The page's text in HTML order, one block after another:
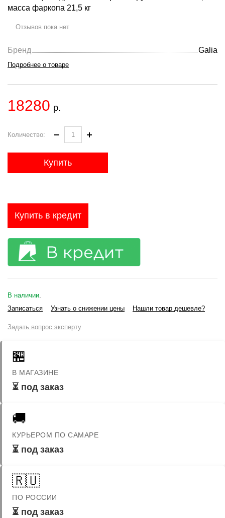
масса фаркопа 21,5 кг
Отзывов пока нет
Бренд Galia
Подробнее о товаре
18280 р.
Количество:
Купить
Купить в кредит
В наличии.
Записаться
Узнать о снижении цены Нашли товар дешевле?
Задать вопрос эксперту
🏪
В МАГАЗИНЕ
⏳ под заказ
🚚
КУРЬЕРОМ ПО САМАРЕ
⏳ под заказ
🇷🇺
ПО РОССИИ
⏳ под заказ